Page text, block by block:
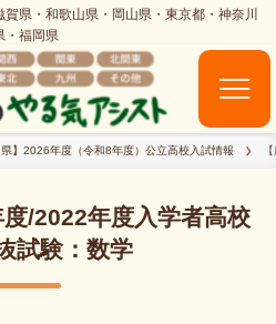
県】2026年度（令和8年度）公立高校入試情報
度/2022年度入学者高校
試験：数学